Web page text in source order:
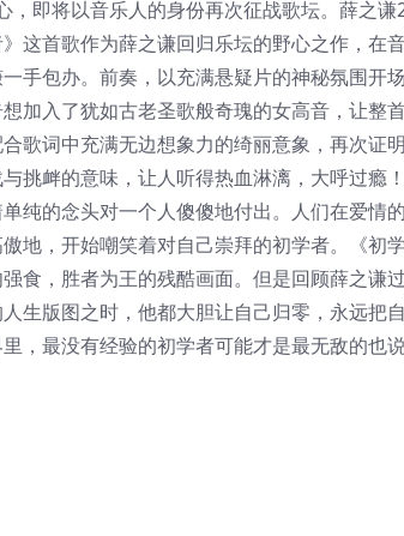
即将以音乐人的身份再次征战歌坛。薛之
这首歌作为薛之谦回归乐坛的野心之作，在
手包办。前奏，以充满悬疑片的神秘氛围开
加入了犹如古老圣歌般奇瑰的女高音，让整
歌词中充满无边想象力的绮丽意象，再次证
挑衅的意味，让人听得热血淋漓，大呼过瘾
纯的念头对一个人傻傻地付出。人们在爱情
地，开始嘲笑着对自己崇拜的初学者。《初
食，胜者为王的残酷画面。但是回顾薛之谦
生版图之时，他都大胆让自己归零，永远把
，最没有经验的初学者可能才是最无敌的也